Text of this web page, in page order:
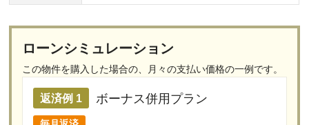
ローンシミュレーション
この物件を購入した場合の、 月々の支払い価格の一例です。
返済例 1 ボーナス併用プラン